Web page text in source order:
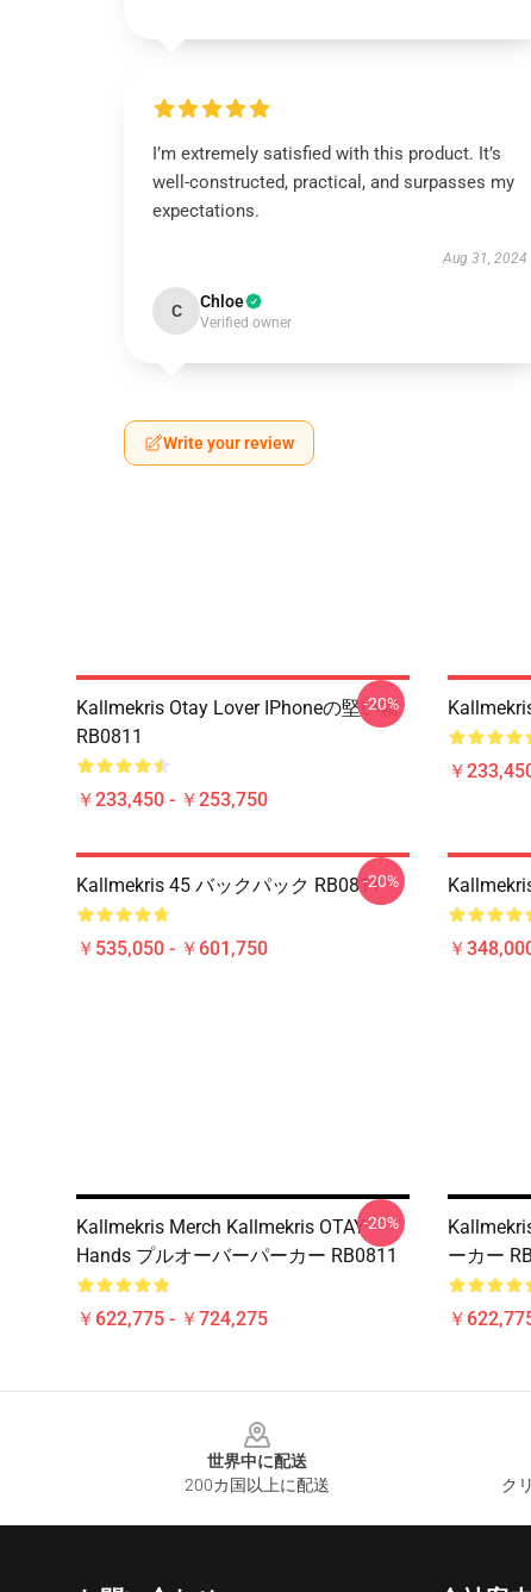
I’m extremely satisfied with this product. It’s
well-constructed, practical, and surpasses my
expectations.
Aug 31, 2024
C Chloe
Verified owner
Write your review
Kallmekris Otay Lover IPhoneの堅い箱
RB0811
￥233,450 - ￥253,750
-20%
￥
Kallmekris 45 バックパック RB0811
￥535,050 - ￥601,750
-20%
￥
Kallmekris Merch Kallmekris OTAY
Hands プルオーバーパーカー RB0811
￥622,775 - ￥724,275
-20%
ーカー
￥
世界中に配送
200カ国以上に配送
ク